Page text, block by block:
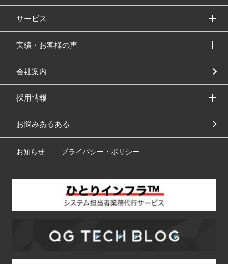
サービス
実績・お客様の声
会社案内
採用情報
お悩みあるある
お知らせ プライバシー・ポリシー